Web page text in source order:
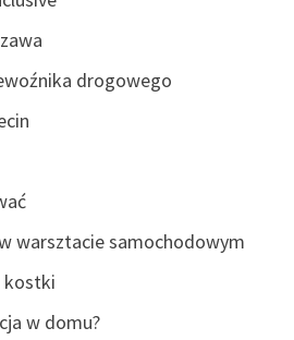
drogowego
warsztacie samochodowym
kostki
w domu?